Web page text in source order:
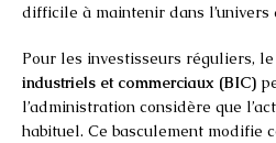
difficile à maintenir dans l’univers
Pour les investisseurs réguliers,
industriels et commerciaux (BIC)
l’administration considère que
habituel. Ce basculement modifie